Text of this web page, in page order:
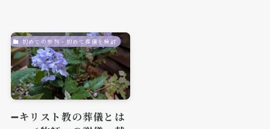
初めての参列・初めて葬儀を検討
➖キリスト教の葬儀とは